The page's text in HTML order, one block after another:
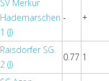
SV Merkur
Hademarschen
1 (J)
- +
Raisdorfer SG
2 (J)
0.77 1